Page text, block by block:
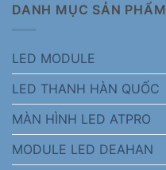
DANH MỤC SẢN PHẨM
LED MODULE
LED THANH HÀN QUỐC
MÀN HÌNH LED ATPRO
MODULE LED DEAHAN